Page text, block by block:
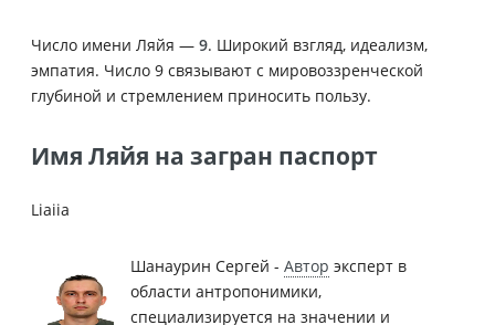
Число имени Ляйя — 9. Широкий взгляд, идеализм,
эмпатия. Число 9 связывают с мировоззренческой
глубиной и стремлением приносить пользу.
Имя Ляйя на загран паспорт
Liaiia
Шанаурин Сергей - Автор эксперт в
области антропонимики,
специализируется на значении и